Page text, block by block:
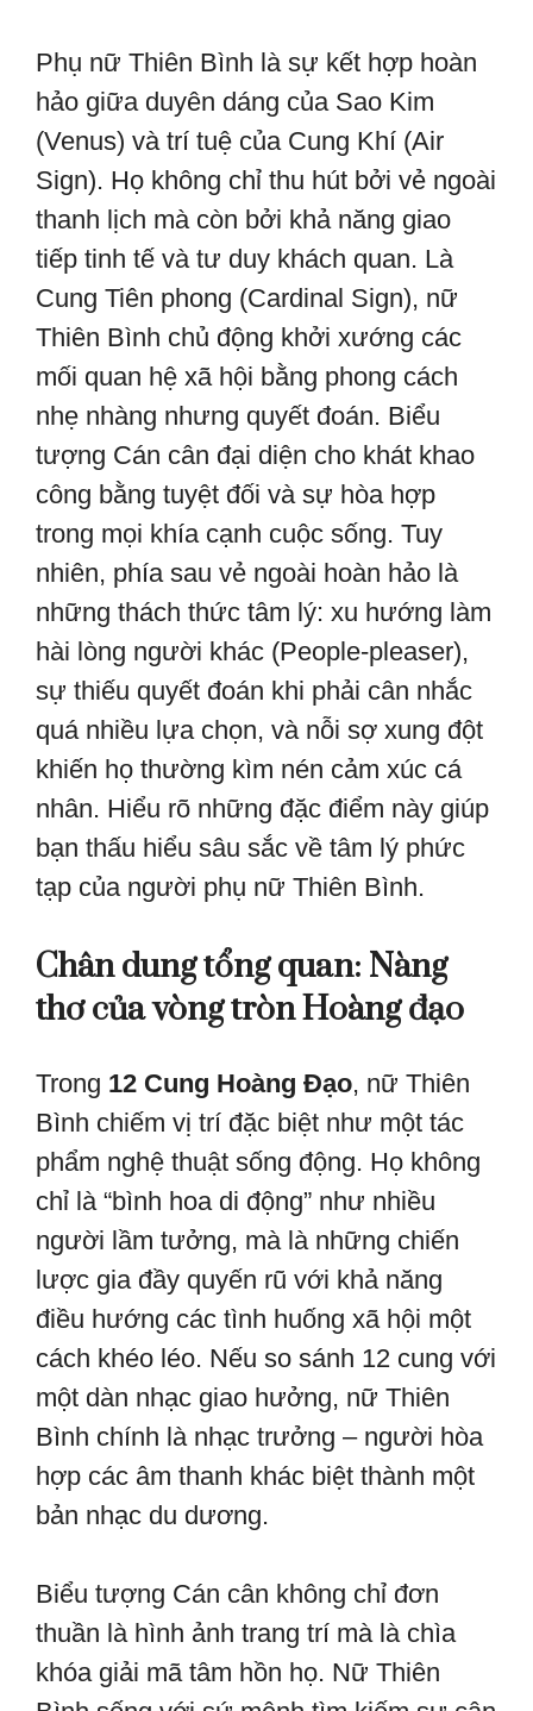
Phụ nữ Thiên Bình là sự kết hợp hoàn
hảo giữa duyên dáng của Sao Kim
(Venus) và trí tuệ của Cung Khí (Air
Sign). Họ không chỉ thu hút bởi vẻ ngoài
thanh lịch mà còn bởi khả năng giao
tiếp tinh tế và tư duy khách quan. Là
Cung Tiên phong (Cardinal Sign), nữ
Thiên Bình chủ động khởi xướng các
mối quan hệ xã hội bằng phong cách
nhẹ nhàng nhưng quyết đoán. Biểu
tượng Cán cân đại diện cho khát khao
công bằng tuyệt đối và sự hòa hợp
trong mọi khía cạnh cuộc sống. Tuy
nhiên, phía sau vẻ ngoài hoàn hảo là
những thách thức tâm lý: xu hướng làm
hài lòng người khác (People-pleaser),
sự thiếu quyết đoán khi phải cân nhắc
quá nhiều lựa chọn, và nỗi sợ xung đột
khiến họ thường kìm nén cảm xúc cá
nhân. Hiểu rõ những đặc điểm này giúp
bạn thấu hiểu sâu sắc về tâm lý phức
tạp của người phụ nữ Thiên Bình.
Chân dung tổng quan: Nàng
thơ của vòng tròn Hoàng đạo
Trong 12 Cung Hoàng Đạo, nữ Thiên
Bình chiếm vị trí đặc biệt như một tác
phẩm nghệ thuật sống động. Họ không
chỉ là “bình hoa di động” như nhiều
người lầm tưởng, mà là những chiến
lược gia đầy quyến rũ với khả năng
điều hướng các tình huống xã hội một
cách khéo léo. Nếu so sánh 12 cung với
một dàn nhạc giao hưởng, nữ Thiên
Bình chính là nhạc trưởng – người hòa
hợp các âm thanh khác biệt thành một
bản nhạc du dương.
Biểu tượng Cán cân không chỉ đơn
thuần là hình ảnh trang trí mà là chìa
khóa giải mã tâm hồn họ. Nữ Thiên